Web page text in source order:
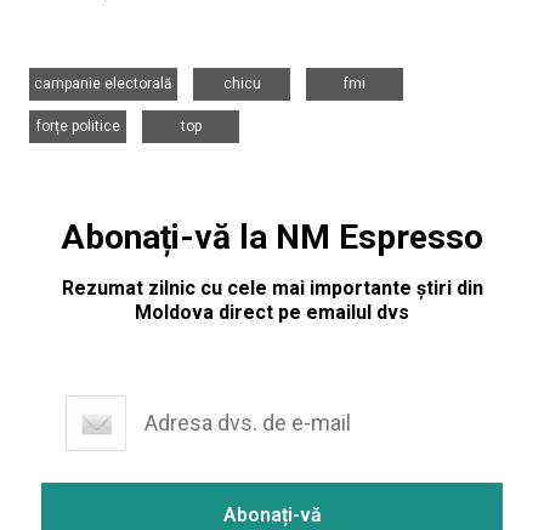
campanie electorală
chicu
fmi
forțe politice
top
Abonați-vă la NM Espresso
Rezumat zilnic cu cele mai importante știri din
Moldova direct pe emailul dvs